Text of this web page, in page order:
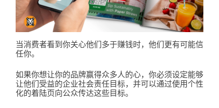
当消费者看到你关心他们多于赚钱时，他们更有可能信
任你。
如果你想让你的品牌赢得众多人的心，你必须设定能够
让他们受益的企业社会责任目标，并可以通过使用个性
化的着陆页向公众传达这些目标。